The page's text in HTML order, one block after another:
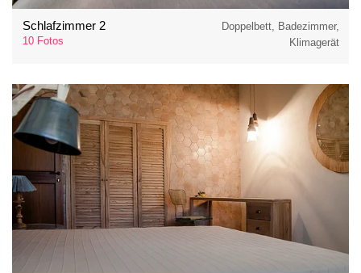
Schlafzimmer 2
10 Fotos
Doppelbett, Badezimmer,
Klimagerät